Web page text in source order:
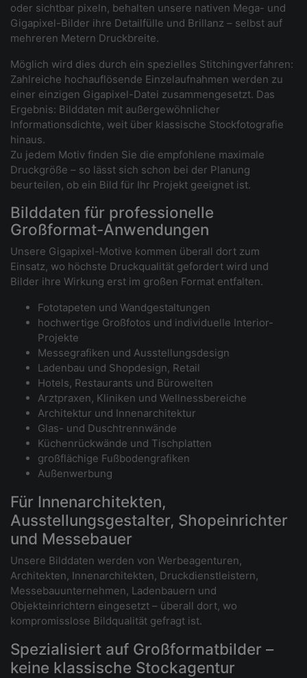
oder sichtbar pixeln, behalten unsere nativen Mega- und
Gigapixel-Bilder ihre Detailfülle und Brillanz – selbst auf
mehreren Metern Druckbreite.
Möglich wird dies durch ein spezielles Stitchingverfahren:
Zahlreiche hochauflösende Einzelaufnahmen werden zu
einer einzigen Gigapixel-Datei zusammengesetzt. Das
Ergebnis: Bilddaten mit außergewöhnlicher
Informationsdichte, weit über klassische Stockfotografie
hinaus.
Zu jedem Motiv finden Sie die empfohlene maximale
Druckgröße – so lässt sich schon bei der Planung
beurteilen, ob ein Bild für Ihr Projekt geeignet ist.
Bilddaten für professionelle
Großformat-Anwendungen
Unsere Gigapixel-Motive kommen überall dort zum
Einsatz, wo höchste Druckqualität gefordert wird und
Bilder ihre Wirkung erst im großen Format entfalten.
Fototapeten und Wandgestaltungen
hochwertige Großfotos und individuelle Interior-
Projekte
Messegrafiken und Ausstellungsdesign
Ladenbau und Shopdesign, Retail
Hotels, Restaurants und Bürowelten
Arztpraxen, Kliniken und Wellnessbereiche
Architektur und Innenarchitektur
Glas- und Duschtrennwände
Küchenrückwände und Tischplatten
großflächige Fußbodengrafiken
Außenwerbung
Für Innenarchitekten,
Ausstellungsgestalter, Shopeinrichter
und Messebauer
Unsere Bilddaten werden von Werbeagenturen,
Architekten, Innenarchitekten, Druckdienstleistern,
Messebauunternehmen, Ladenbauern und
Objekteinrichtern eingesetzt – überall dort, wo
kompromisslose Bildqualität gefragt ist.
Spezialisiert auf Großformatbilder –
keine klassische Stockagentur